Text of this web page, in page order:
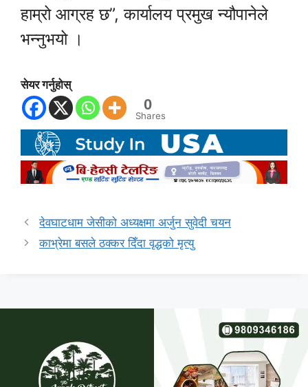
हाम्रो आग्रह छ”, कार्यालय प्रमुख न्यौपानेले
भन्नुभयो ।
सेयर गर्नुहोस्
0
Shares
देवघाटधाम जेसीको अध्यक्षमा अर्जुन सुवेदी चयन
काभ्रेमा बसले ठक्कर दिँदा वृद्धको मृत्यु